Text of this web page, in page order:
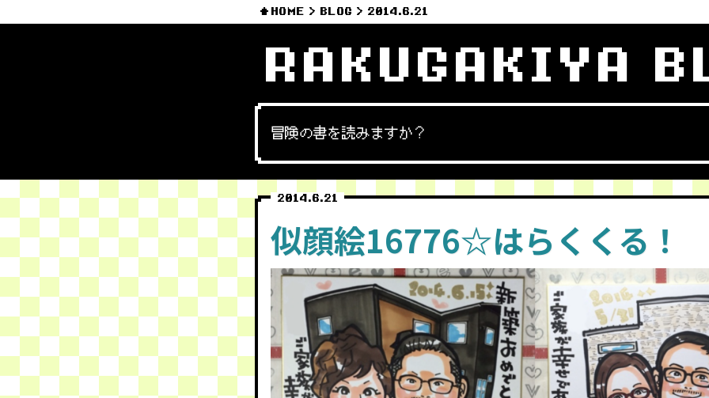
HOME BLOG 2014.6.21
RAKUGAKIYA
冒険の書を読みますか？
2014.6.21
似顔絵16776☆はらくくる！